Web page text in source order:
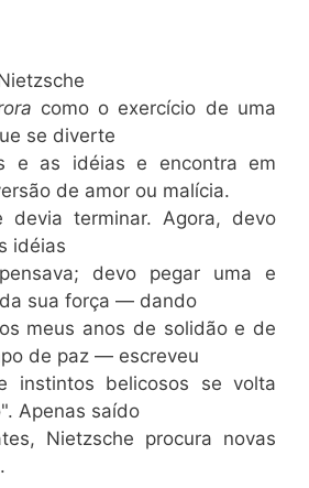
como o exercício de uma
se diverte
e as idéias e encontra em
de amor ou malícia.
devia terminar. Agora, devo
idéias
devo pegar uma e
sua força — dando
meus anos de solidão e de
de paz — escreveu
belicosos se volta
Apenas saído
Nietzsche procura novas